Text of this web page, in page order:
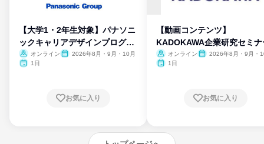
【大学1・2年生対象】パナソニ
ックキャリアデザインプログラ
ム
オンライン
2026年8月・9月・10月
1日
お気に入り
【動画コンテンツ】
KADOKAWA企業研究セミナ
オンライン
2026年8月・9月・
1日
お気に入り